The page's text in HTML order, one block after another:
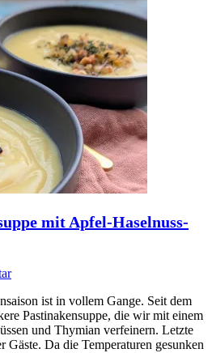
mit Apfel-Haselnuss-
ist in vollem Gange. Seit dem
Pastinakensuppe, die wir mit einem
und Thymian verfeinern. Letzte
Gäste. Da die Temperaturen gesunken